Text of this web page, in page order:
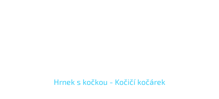
Hrnek s kočkou - Kočičí kočárek